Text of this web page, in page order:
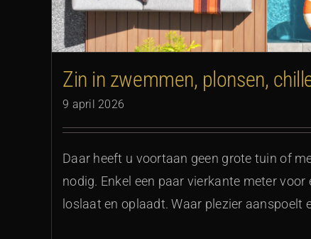
Zin in zwemmen, plonsen,
9 april 2026
Daar heeft u voortaan geen grote tuin of
nodig. Enkel een paar vierkante meter
loslaat en oplaadt. Waar plezier aanspoelt